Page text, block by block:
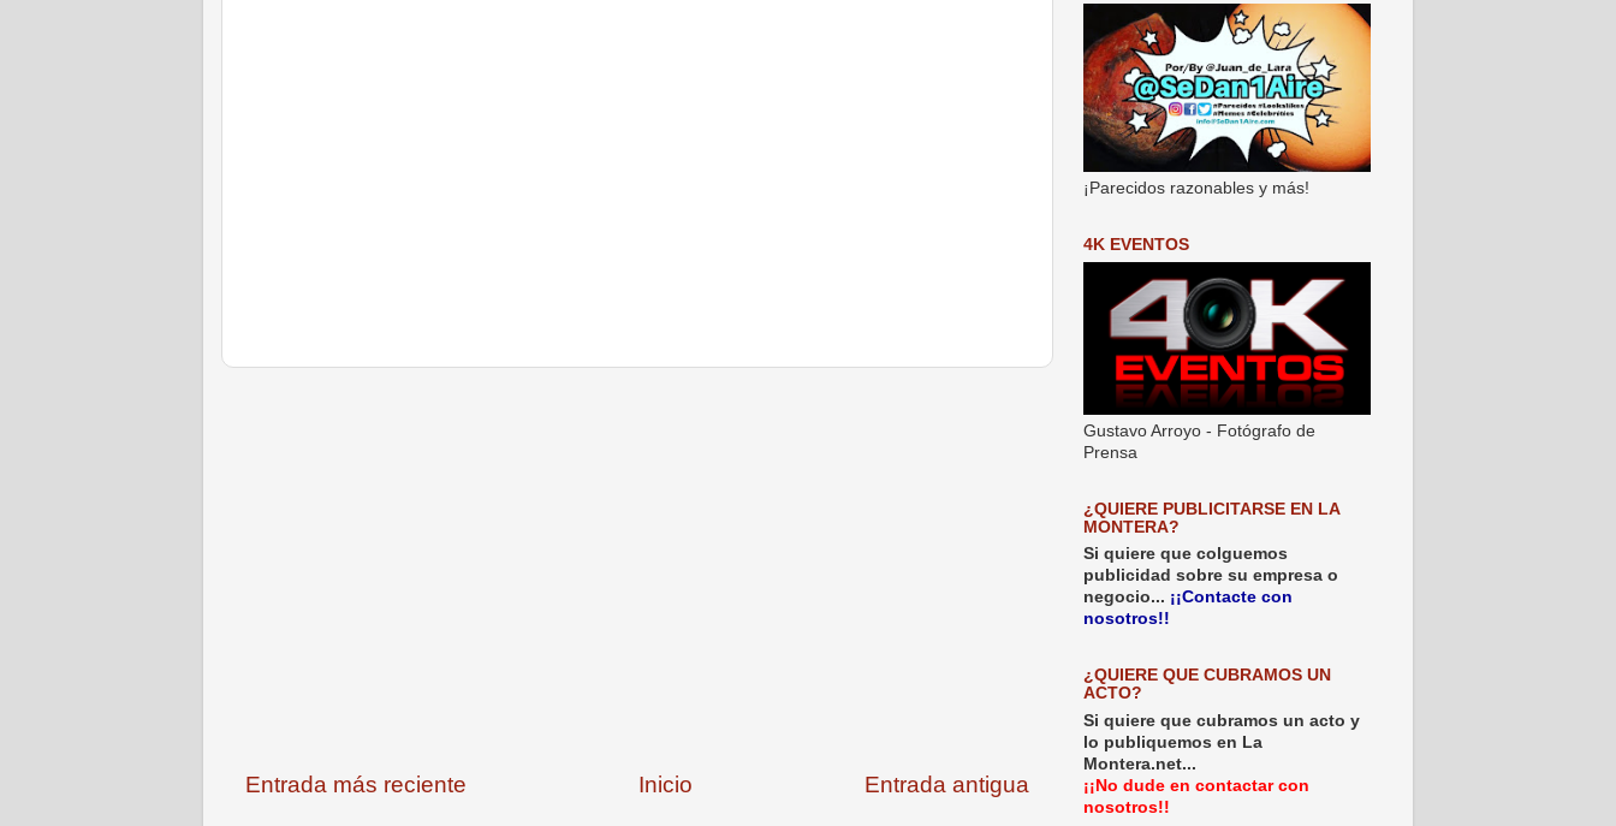
Entrada más reciente Entrada antigua
Inicio
¡Parecidos razonables y más!
4K EVENTOS
Gustavo Arroyo - Fotógrafo de
Prensa
¿QUIERE PUBLICITARSE EN LA
MONTERA?
Si quiere que colguemos
publicidad sobre su empresa o
negocio... ¡¡Contacte con
nosotros!!
¿QUIERE QUE CUBRAMOS UN
ACTO?
Si quiere que cubramos un acto y
lo publiquemos en La
Montera.net...
¡¡No dude en contactar con
nosotros!!